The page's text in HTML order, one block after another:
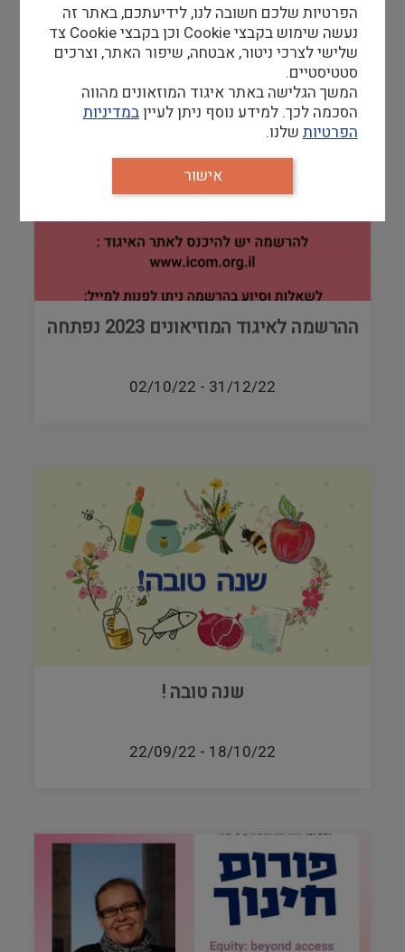
08/11/22
-
08/11/22
ההרשמה לאיגוד המוזיאונים 2023 נפתחה
31/12/22
-
02/10/22
שנה טובה !
18/10/22
-
22/09/22
הפרטיות שלכם חשובה לנו, לידיעתכם, באתר זה
נעשה שימוש בקבצי Cookie וכן בקבצי Cookie צד
שלישי לצרכי ניטור, אבטחה, שיפור האתר, וצרכים
סטטיסטיים.
המשך הגלישה באתר איגוד המוזאונים מהווה
הסכמה לכך. למידע נוסף ניתן לעייןבמדיניות
הפרטיות שלנו.
אישור